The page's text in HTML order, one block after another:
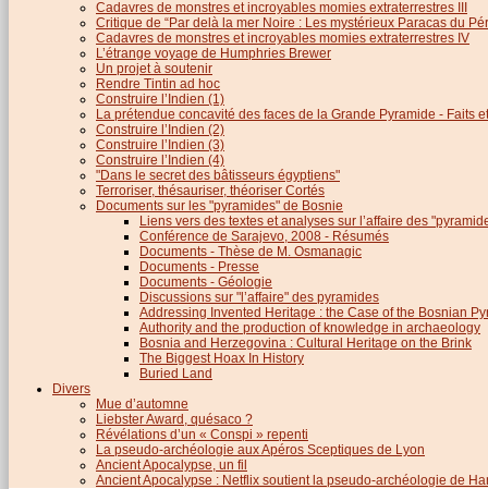
Cadavres de monstres et incroyables momies extraterrestres III
Critique de “Par delà la mer Noire : Les mystérieux Paracas du
Cadavres de monstres et incroyables momies extraterrestres IV
L’étrange voyage de Humphries Brewer
Un projet à soutenir
Rendre Tintin ad hoc
Construire l’Indien (1)
La prétendue concavité des faces de la Grande Pyramide - Faits
Construire l’Indien (2)
Construire l’Indien (3)
Construire l’Indien (4)
"Dans le secret des bâtisseurs égyptiens"
Terroriser, thésauriser, théoriser Cortés
Documents sur les "pyramides" de Bosnie
Liens vers des textes et analyses sur l’affaire des
Conférence de Sarajevo, 2008 - Résumés
Documents - Thèse de M. Osmanagic
Documents - Presse
Documents - Géologie
Discussions sur "l’affaire" des pyramides
Addressing Invented Heritage : the Case of the Bosnian
Authority and the production of knowledge in archaeology
Bosnia and Herzegovina : Cultural Heritage on the Brink
The Biggest Hoax In History
Buried Land
Divers
Mue d’automne
Liebster Award, quésaco ?
Révélations d’un « Conspi » repenti
La pseudo-archéologie aux Apéros Sceptiques de Lyon
Ancient Apocalypse, un fil
Ancient Apocalypse : Netflix soutient la pseudo-archéologie de